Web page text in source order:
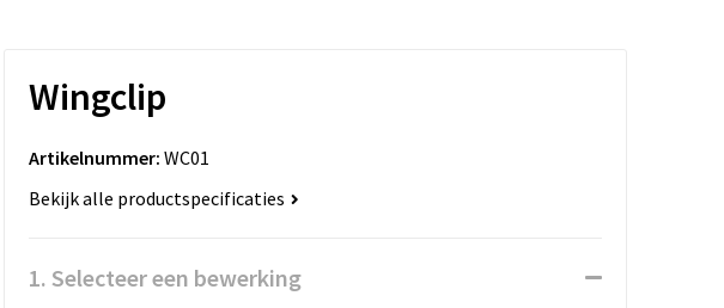
Wingclip
Artikelnummer: WC01
Bekijk alle productspecificaties
1. Selecteer een bewerking